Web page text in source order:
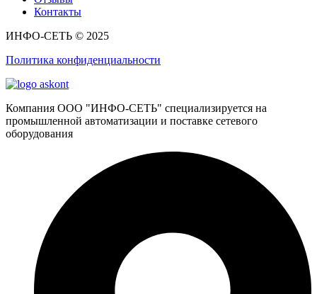
Контакты
ИНФО-СЕТЬ © 2025
Политика конфиденциальности
Компания ООО "ИНФО-СЕТЬ" специализируется на
промышленной автоматизации и поставке сетевого
оборудования